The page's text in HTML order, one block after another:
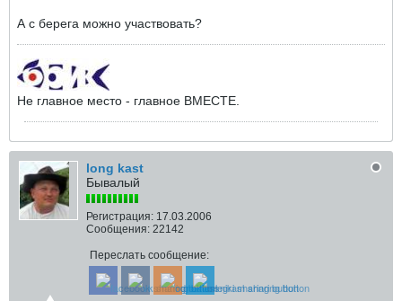
А с берега можно участвовать?
Не главное место - главное ВМЕСТЕ.
long kast
Бывалый
Регистрация: 17.03.2006
Сообщения: 22142
Переслать сообщение: